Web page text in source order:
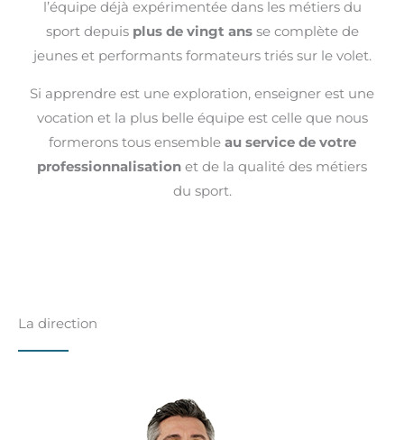
l’équipe déjà expérimentée dans les métiers du
sport depuis plus de vingt ansse complète de
jeunes et performants formateurs triés sur le volet.
Si apprendre est une exploration, enseigner est une
vocation et la plus belle équipe est celle que nous
formerons tous ensemble au service de votre
professionnalisation et de la qualité des métiers
du sport.
La direction